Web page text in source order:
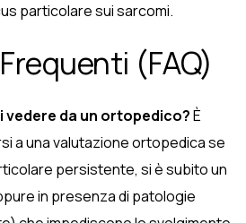
particolare sui sarcomi.
(FAQ)
vedere da un ortopedico?È
a una valutazione ortopedica se
persistente, si è subito un
in presenza di patologie